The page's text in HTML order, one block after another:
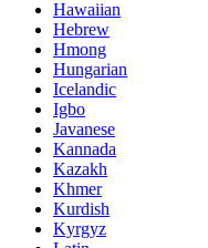
Hawaiian
Hebrew
Hmong
Hungarian
Icelandic
Igbo
Javanese
Kannada
Kazakh
Khmer
Kurdish
Kyrgyz